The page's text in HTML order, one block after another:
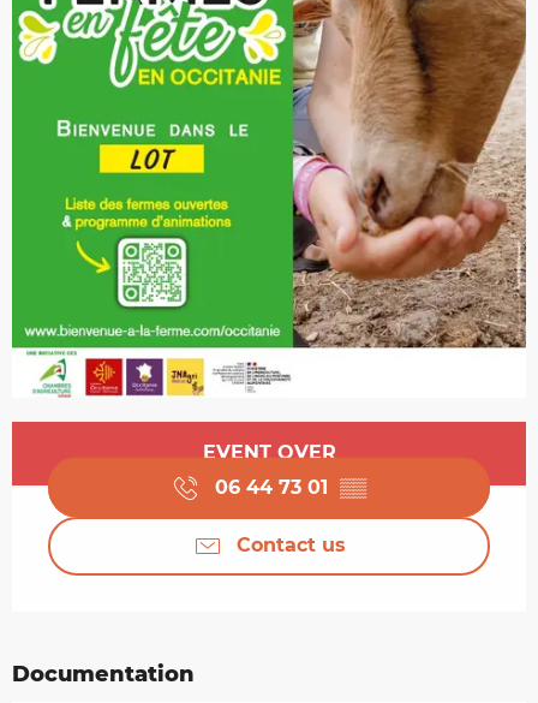
Opening hours & contact details
EVENT OVER
06 44 73 01 ▒▒
Contact us
Documentation